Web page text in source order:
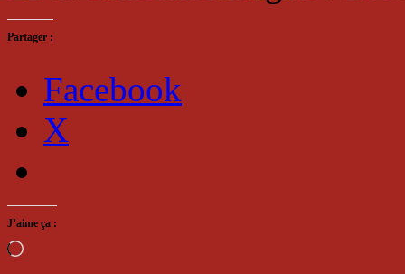
Partager :
Facebook
X
J’aime ça :
Chargement…